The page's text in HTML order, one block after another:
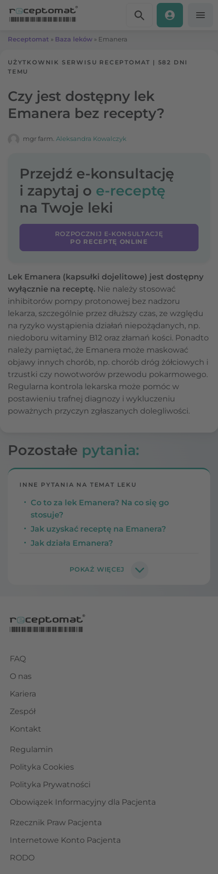
Receptomat » Baza leków » Emanera
UŻYTKOWNIK SERWISU RECEPTOMAT | 582 DNI
TEMU
Czy jest dostępny lek
Emanera bez recepty?
mgr farm. Aleksandra Kowalczyk
Przejdź e-konsultację
i zapytaj o e-receptę
na Twoje leki
ROZPOCZNIJ E-KONSULTACJĘ
PO RECEPTĘ ONLINE
Lek Emanera (kapsułki dojelitowe) jest dostępny
wyłącznie na receptę. Nie należy stosować
inhibitorów pompy protonowej bez nadzoru
lekarza, szczególnie przez dłuższy czas, ze względu
na ryzyko wystąpienia działań niepożądanych, np.
niedoboru witaminy B12 oraz złamań kości. Ponadto
należy pamiętać, że Emanera może maskować
objawy innych chorób, np. chorób dróg żółciowych i
trzustki czy nowotworów przewodu pokarmowego.
Regularna kontrola lekarska może pomóc w
postawieniu trafnej diagnozy i wykluczeniu
poważnych przyczyn zgłaszanych dolegliwości.
Pozostałe pytania:
INNE PYTANIA NA TEMAT LEKU
Co to za lek Emanera? Na co się go
stosuje?
Jak uzyskać receptę na Emanera?
Jak działa Emanera?
FAQ
O nas
Kariera
Zespół
Kontakt
Regulamin
Polityka Cookies
Polityka Prywatności
Obowiązek Informacyjny dla Pacjenta
Rzecznik Praw Pacjenta
Internetowe Konto Pacjenta
RODO